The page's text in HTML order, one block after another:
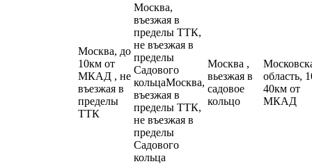
Москва, до
10км от
МКАД , не
въезжая в
пределы
ТТК
Москва,
въезжая в
пределы ТТК,
не въезжая в
пределы
Садового
кольцаМосква,
въезжая в
пределы ТТК,
не въезжая в
пределы
Садового
кольца
Москва ,
вьезжая в
садовое
кольцо
область,
40км от
МКАД